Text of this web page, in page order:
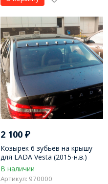
2 100₽
Козырек 6 зубьев на крышу
для LADA Vesta (2015-н.в.)
В наличии
Артикул: 970000